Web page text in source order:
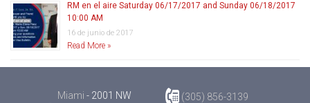
RM en el aire Saturday 06/17/2017 and Sunday 06/18/2017
10:00 AM
16 de junio de 2017
Read More »
Miami - 2001 NW
(305) 856-3139